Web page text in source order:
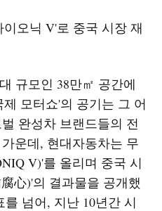
오닉 V'로 중국 시장 재
규모인 38만㎡ 공간에
모터쇼'의 공기는 그 어
완성차 브랜드들의 전
운데, 현대자동차는 무
V)'를 올리며 중국 시
心)'의 결과물을 공개했
넘어, 지난 10년간 시